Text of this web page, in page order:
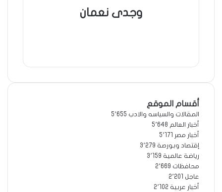
وجدى نعمان
أقسام الموقع
المقالات والسياسه والادب 5٬655
أخبار العالم 5٬648
أخبار مصر
5٬171
إقتصاد وبورصة 3٬279
رياضة عالمية 3٬159
محافظات 2٬669
عاجل
2٬201
أخبار عربية 2٬102